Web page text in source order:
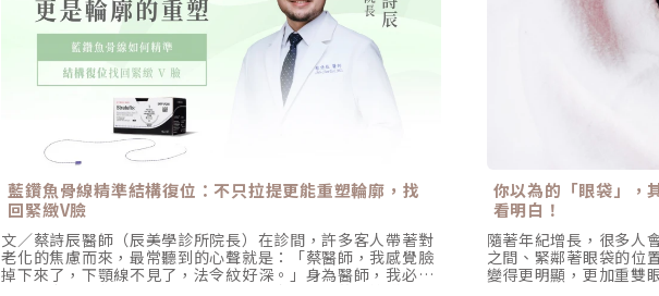
合技術，將高分子與低分子玻尿酸以熱能方式穩定結合，形成
一種叫做 HCC 的複合結構這個結構不含化學交聯劑
（BDDE），生物相容性極高，注射後過敏與發炎的風險比傳
統交聯玻尿酸低很多。最關鍵的是，Profhilo逆時針 注射後不
會停在原處，它有極佳的流動性與擴散性，能均勻擴散至真皮
層與皮下組織，大範圍活化纖維母細胞，刺激肌膚自主生成四
型膠原蛋白與彈力蛋白。這就是為什麼我喜歡用「喚醒」來形
容它不是外來填充，而是啟動肌膚本身的修復能力，讓它長回
屬於自己的年輕狀態。彈力蛋白，才是被你遺忘的主角如果說
膠原蛋白是皮膚的「鋼筋骨架」，讓臉部立體飽滿；那麼彈力
蛋白就是「橡皮筋」，讓皮膚在表情變化後還能回彈原位。很
多人努力補充膠原蛋白，卻忽略了彈力蛋白的問題。偏偏，彈
力蛋白在成年後幾乎無法靠日常保養自行補充，一旦流失，皮
膚就會開始出現「用力擠才有紋路、鬆開後紋路還留著」的現
象，這不是乾燥，是彈性真的不夠了。Profhilo逆時針 對彈力
蛋白的刺激效果，是它與其他同類型療程最大的差異之一，也
是許多接受療程後的患者跟我說「感覺臉變得有彈性了」的原
啟膠原蛋白的生成，實
廓，使肌膚緊緻有彈性
化肌肉密度 深入肌肉
臉部肌肉更加結實有彈
術：重啟膠原蛋白生成
筋膜層，促進膠原蛋白
潤，減少皺紋。
示，每週進行一次
效果顯著： 提升肌肉
眉時明顯感受到肌肉
輪廓被輕柔地提升，肌
恢復彈性和活力，煥發
白再生，有效減少皺紋
的價格範圍很廣，因為
只需幾次療程就能達到
通常，EMFACE®的價
於個人的需求、地區、
藍鑽魚骨線精準結構復位：不只拉提更能重塑輪廓，找
回緊緻V臉
文／蔡詩辰醫師（辰美學診所院長）在診間，許多客人帶著對
老化的焦慮而來，最常聽到的心聲就是：「蔡醫師，我感覺臉
掉下來了，下顎線不見了，法令紋好深。」身為醫師，我必須
你以為的「眼袋」，
看明白！
隨著年紀增長，很多人
之間、緊鄰著眼袋的位
變得更明顯，更加重雙